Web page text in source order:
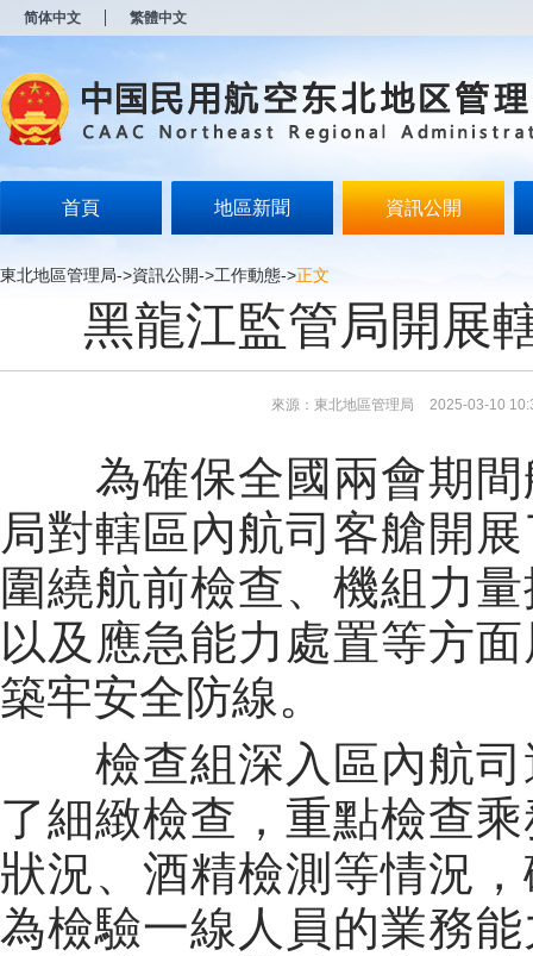
简体中文 繁體中文
首頁 地區新聞 資訊公開
東北地區管理局->資訊公開->工作動態->正文
黑龍江監管局開展
來源：東北地區管理局 2025-03-10
為確保全國兩會期間
局對轄區內航司客艙開
圍繞航前檢查、機組力
以及應急能力處置等方
築牢安全防線。
檢查組深入區內航司
了細緻檢查，重點檢查
狀況、酒精檢測等情況
為檢驗一線人員的業務
开
无
障
说
按
Alt
键